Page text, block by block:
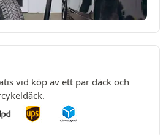
vid köp av ett par däck och